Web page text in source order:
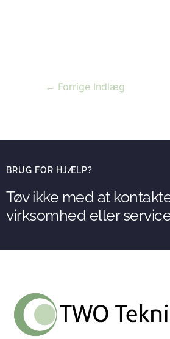
← Forrige Indlæg
BRUG FOR HJÆLP?
Tøv ikke med at
virksomhed eller